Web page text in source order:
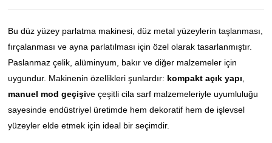
Bu düz yüzey parlatma makinesi, düz metal yüzeylerin taşlanması,
fırçalanması ve ayna parlatılması için özel olarak tasarlanmıştır.
Paslanmaz çelik, alüminyum, bakır ve diğer malzemeler için
uygundur. Makinenin özellikleri şunlardır: kompakt açık yapı,
manuel mod geçişive çeşitli cila sarf malzemeleriyle uyumluluğu
sayesinde endüstriyel üretimde hem dekoratif hem de işlevsel
yüzeyler elde etmek için ideal bir seçimdir.